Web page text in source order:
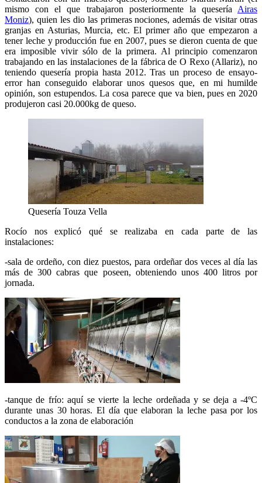
mismo con el que trabajaron posteriormente la quesería Airas
Moniz), quien les dio las primeras nociones, además de visitar otras
granjas en Asturias, Murcia, etc. El primer año que empezaron a
tener leche y producción fue en 2007, pues se dieron cuenta de que
era imposible vivir sólo de la primera. Al principio comenzaron
trabajando en las instalaciones de la fábrica de O Rexo (Allariz), no
teniendo quesería propia hasta 2012. Tras un proceso de ensayo-
error han conseguido elaborar unos quesos que, en mi humilde
opinión, son estupendos. La cosa parece que va bien, pues en 2020
produjeron casi 20.000kg de queso.
Quesería Touza Vella
Rocío nos explicó qué se realizaba en cada parte de las
instalaciones:
-sala de ordeño, con diez puestos, para ordeñar dos veces al día las
más de 300 cabras que poseen, obteniendo unos 400 litros por
jornada.
-tanque de frío: aquí se vierte la leche ordeñada y se deja a -4ºC
durante unas 30 horas. El día que elaboran la leche pasa por los
conductos a la zona de elaboración